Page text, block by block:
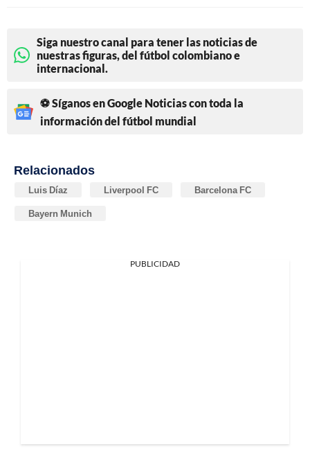
Siga nuestro canal para tener las noticias de
nuestras figuras, del fútbol colombiano e
internacional.
⚽ Síganos en Google Noticias con toda la
información del fútbol mundial
Relacionados
Luis Díaz Liverpool FC Barcelona FC
Bayern Munich
PUBLICIDAD